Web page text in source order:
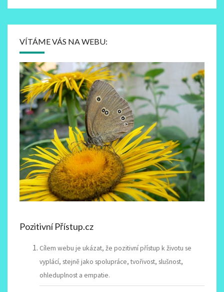
VÍTÁME VÁS NA WEBU:
Pozitivní Přístup.cz
Cílem webu je ukázat, že pozitivní přístup k životu se
vyplácí, stejně jako spolupráce, tvořivost, slušnost,
ohleduplnost a empatie.